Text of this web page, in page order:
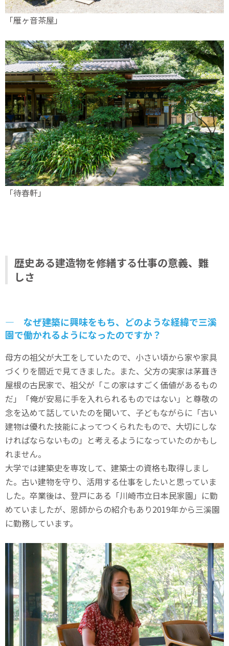
「雁ヶ音茶屋」
「待春軒」
歴史ある建造物を修繕する仕事の意義、難
しさ
― なぜ建築に興味をもち、どのような経緯で三溪
園で働かれるようになったのですか？
母方の祖父が大工をしていたので、小さい頃から家や家具
づくりを間近で見てきました。また、父方の実家は茅葺き
屋根の古民家で、祖父が「この家はすごく価値があるもの
だ」「俺が安易に手を入れられるものではない」と尊敬の
念を込めて話していたのを聞いて、子どもながらに「古い
建物は優れた技能によってつくられたもので、大切にしな
ければならないもの」と考えるようになっていたのかもし
れません。
大学では建築史を専攻して、建築士の資格も取得しまし
た。古い建物を守り、活用する仕事をしたいと思っていま
した。卒業後は、登戸にある「川崎市立日本民家園」に勤
めていましたが、恩師からの紹介もあり2019年から三溪園
に勤務しています。